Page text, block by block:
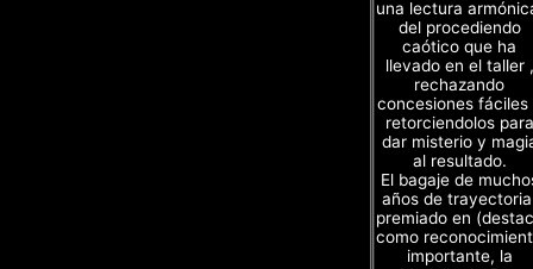
una lectura
del procediendo
caótico que ha
llevado en el taller ,
rechazando
concesiones fáciles
retorciendolos para
dar misterio y
al resultado.
El bagaje de
años de
premiado en
como
importante, la